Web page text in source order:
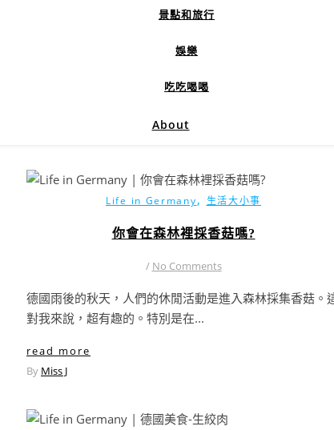
景點和旅行
娛樂
吃吃喝喝
About
Life in Germany, 生活大小事
你會在森林裡採香菇嗎?
/ No Comments
德國雨後的秋天，人們的休閒活動是進入森林採集香菇。
對我來說，超有趣的。特別是在...
read more
By Miss J